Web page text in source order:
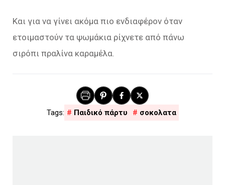
Και για να γίνει ακόμα πιο ενδιαφέρον όταν
ετοιμαστούν τα ψωμάκια ρίχνετε από πάνω
σιρόπι πραλίνα καραμέλα.
Παιδικό πάρτυ σοκολατα